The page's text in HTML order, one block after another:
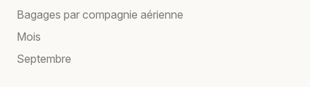
Bagages par compagnie aérienne
Mois
Septembre